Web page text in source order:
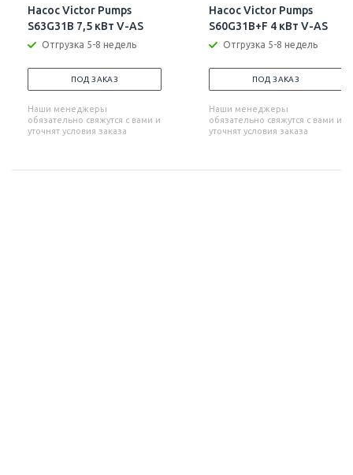
Насос Victor Pumps
S63G31B 7,5 кВт V-AS
Отгрузка 5-8 недель
ПОД ЗАКАЗ
Наши менеджеры
обязательно свяжутся с вами и
уточнят условия заказа
Насос Victor Pumps
S60G31B+F 4 кВт V-AS
Отгрузка 5-8 недель
ПОД ЗАКАЗ
Наши менеджеры
обязательно свяжутся с вами и
уточнят условия заказа